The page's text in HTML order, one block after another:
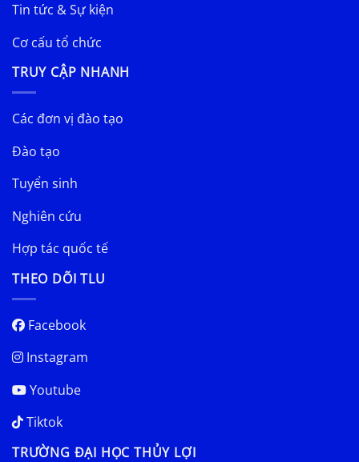
Tin tức & Sự kiện
Cơ cấu tổ chức
TRUY CẬP NHANH
Các đơn vị đào tạo
Đào tạo
Tuyển sinh
Nghiên cứu
Hợp tác quốc tế
THEO DÕI TLU
Facebook
Instagram
Youtube
Tiktok
TRƯỜNG ĐẠI HỌC THỦY LỢI